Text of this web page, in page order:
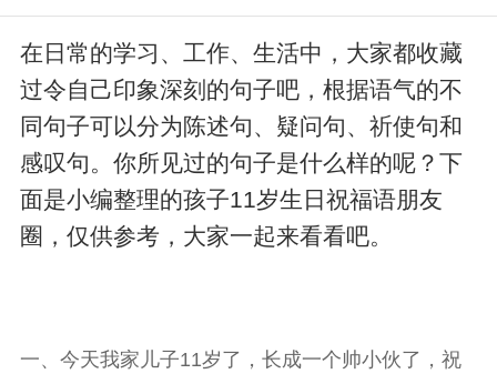
在日常的学习、工作、生活中，大家都收藏
过令自己印象深刻的句子吧，根据语气的不
同句子可以分为陈述句、疑问句、祈使句和
感叹句。你所见过的句子是什么样的呢？下
面是小编整理的孩子11岁生日祝福语朋友
圈，仅供参考，大家一起来看看吧。
一、今天我家儿子11岁了，长成一个帅小伙了，祝